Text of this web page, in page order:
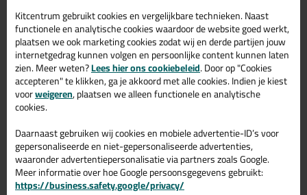
Waxen
etc...
Kenmerken
Polyurethaan-coating op palm en de vingers
Nylon drager (13 gauge)
Naadloze handschoen
Elastisch gebreid polsmanchet
Goede grip bij droge werkzaamheden
Ideaal voor gebruik in omgevingen met een zekere mate
van vervuiling en het behandelen van producten wanneer
het vuil niet mag opvallen
Kleur: zwart⚫
Kitcentrum gebruikt cookies en vergelijkbare technieken. Naast
functionele en analytische cookies waardoor de website goed werkt,
plaatsen we ook marketing cookies zodat wij en derde partijen jouw
internetgedrag kunnen volgen en persoonlijke content kunnen laten
zien. Meer weten?Lees hier ons cookiebeleid. Door op "Cookies
accepteren" te klikken, ga je akkoord met alle cookies. Indien je kiest
voorweigeren, plaatsen we alleen functionele en analytische
cookies.
Daarnaast gebruiken wij cookies en mobiele advertentie-ID’s voor
gepersonaliseerde en niet-gepersonaliseerde advertenties,
waaronder advertentiepersonalisatie via partners zoals Google.
Meer informatie over hoe Google persoonsgegevens gebruikt:
https://business.safety.google/privacy/